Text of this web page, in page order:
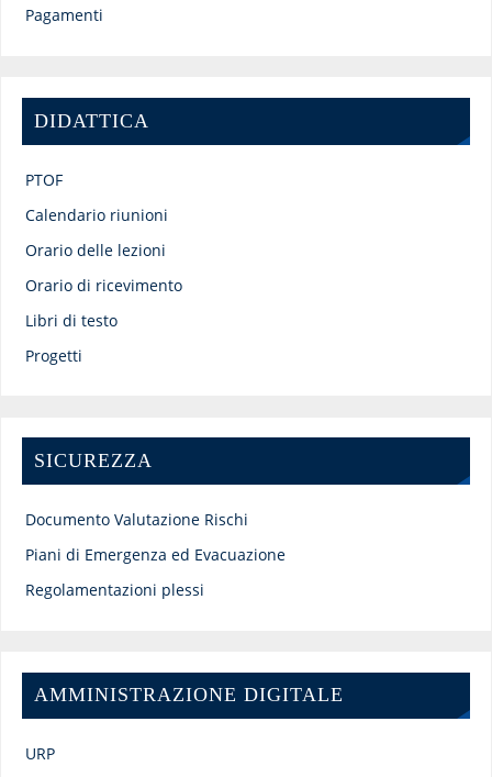
Pagamenti
DIDATTICA
PTOF
Calendario riunioni
Orario delle lezioni
Orario di ricevimento
Libri di testo
Progetti
SICUREZZA
Documento Valutazione Rischi
Piani di Emergenza ed Evacuazione
Regolamentazioni plessi
AMMINISTRAZIONE DIGITALE
URP